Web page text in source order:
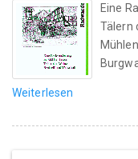
Eine
Tälern
Weiterlesen